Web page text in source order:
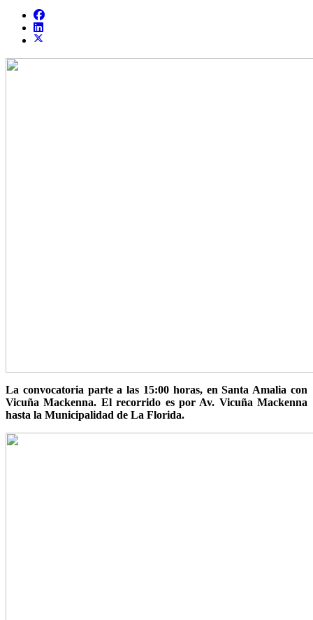
La convocatoria parte a las 15:00 horas, en Santa Amalia con
Vicuña Mackenna. El recorrido es por Av. Vicuña Mackenna
hasta la Municipalidad de La Florida.